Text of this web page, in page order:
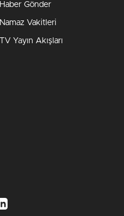
Haber Gönder
Namaz Vakitleri
TV Yayın Akışları